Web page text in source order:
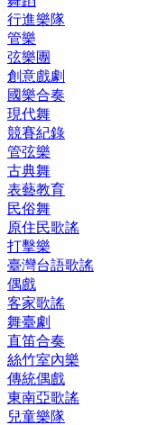
行進樂隊
管樂
弦樂團
創意戲劇
國樂合奏
現代舞
競賽紀錄
管弦樂
古典舞
表藝教育
民俗舞
原住民歌謠
打擊樂
臺灣台語歌謠
偶戲
客家歌謠
舞臺劇
直笛合奏
絲竹室內樂
傳統偶戲
東南亞歌謠
兒童樂隊